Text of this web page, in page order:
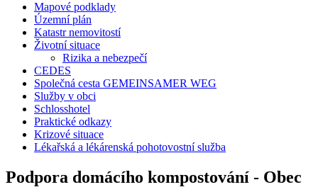
Mapové podklady
Územní plán
Katastr nemovitostí
Životní situace
Rizika a nebezpečí
CEDES
Společná cesta GEMEINSAMER WEG
Služby v obci
Schlosshotel
Praktické odkazy
Krizové situace
Lékařská a lékárenská pohotovostní služba
Podpora domácího kompostování - Obec